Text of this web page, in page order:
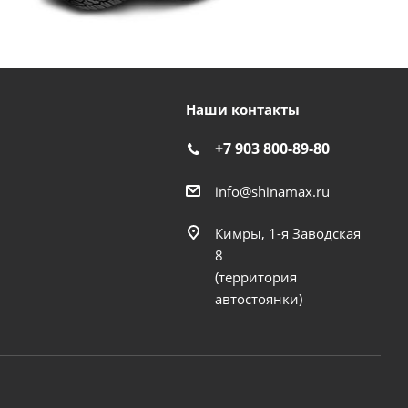
Наши контакты
+7 903 800-89-80
info@shinamax.ru
Кимры, 1-я Заводская
8
(территория
автостоянки)